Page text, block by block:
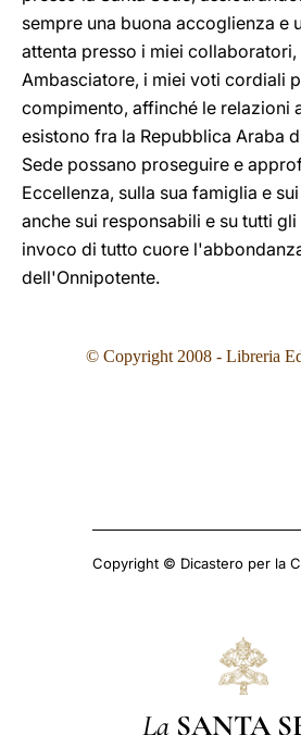
sempre una buona accoglienza e
attenta presso i miei
Ambasciatore, i miei voti cordiali
compimento, affinché le relazioni
esistono fra la Repubblica Araba
Sede possano proseguire e
Eccellenza, sulla sua famiglia e
anche sui responsabili e su tutti
invoco di tutto cuore
dell'Onnipotente.
© Copyright 2008 - Libreria
Copyright © Dicastero per la
La SANTA